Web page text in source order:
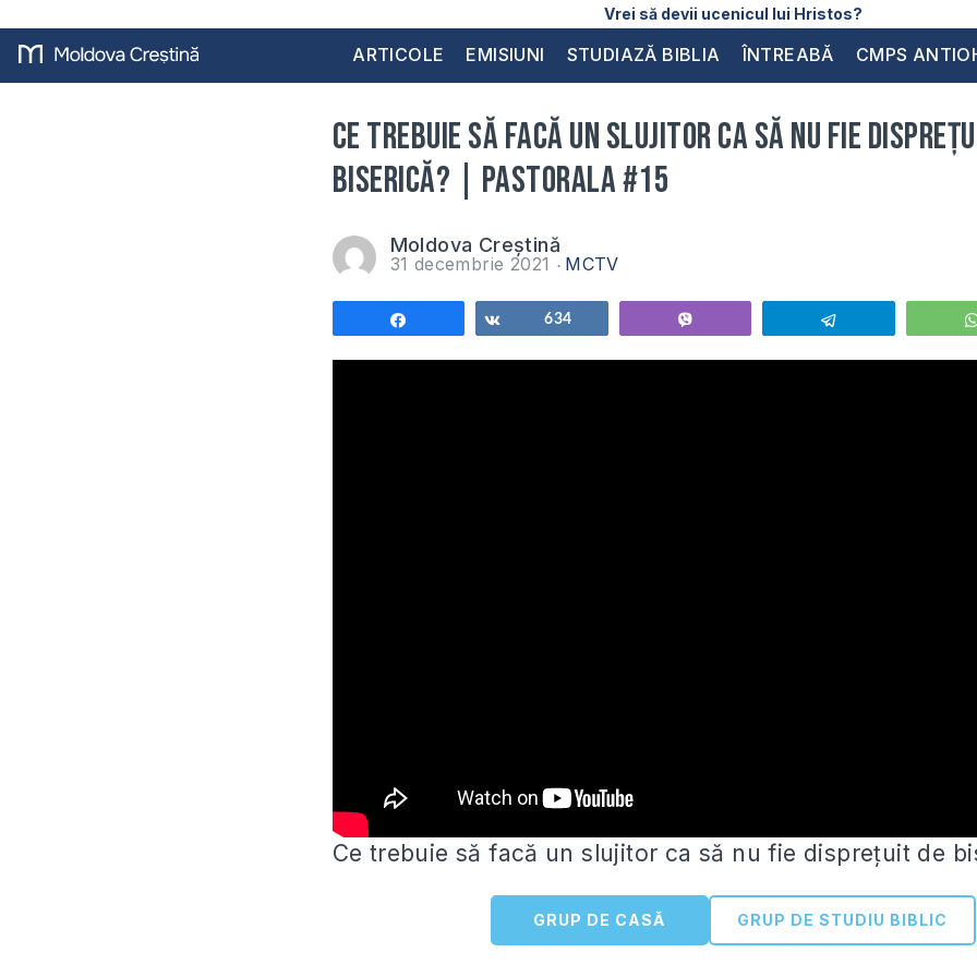
Vrei să devii ucenicul lui Hristos?
ARTICOLE EMISIUNI STUDIAZĂ BIBLIA ÎNTREABĂ CMPS
Ce trebuie să facă un slujitor ca să nu fie
biserică? | PASTORALA #15
Moldova Creștină
31 decembrie 2021 MCTV
Share634
Ce trebuie să facă un slujitor ca să nu fie disprețuit de
GRUP DE CASĂ GRUP DE STUDIU BIBLIC